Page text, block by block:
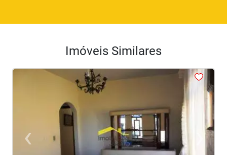
Imóveis Similares
<
‹Previous Next